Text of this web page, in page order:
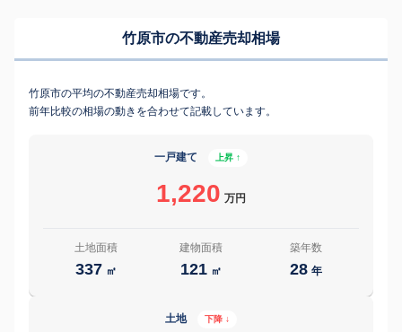
竹原市の不動産売却相場
竹原市の平均の不動産売却相場です。
前年比較の相場の動きを合わせて記載しています。
一戸建て 上昇 ↑
1,220 万円
土地面積
337 ㎡
建物面積
121 ㎡
築年数
28 年
土地 下降 ↓